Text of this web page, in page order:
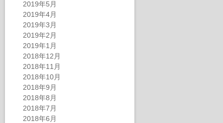
2019年5月
2019年4月
2019年3月
2019年2月
2019年1月
2018年12月
2018年11月
2018年10月
2018年9月
2018年8月
2018年7月
2018年6月